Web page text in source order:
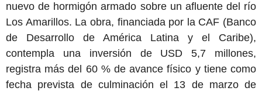
nuevo de hormigón armado sobre un afluente del río
Los Amarillos. La obra, financiada por la CAF (Banco
de Desarrollo de América Latina y el Caribe),
contempla una inversión de USD 5,7 millones,
registra más del 60 % de avance físico y tiene como
fecha prevista de culminación el 13 de marzo de